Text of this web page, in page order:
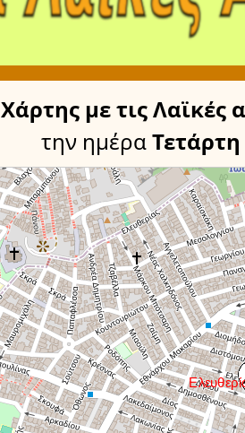
Χάρτης με τις Λαϊκές
την ημέραΤετάρτη